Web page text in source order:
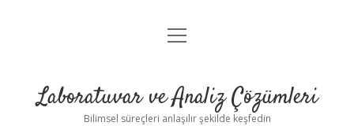
Anasayfa
Yasal Uyarı
menüyü
Laboratuvar ve Analiz Çözümleri
Bilimsel süreçleri anlaşılır şekilde keşfedin